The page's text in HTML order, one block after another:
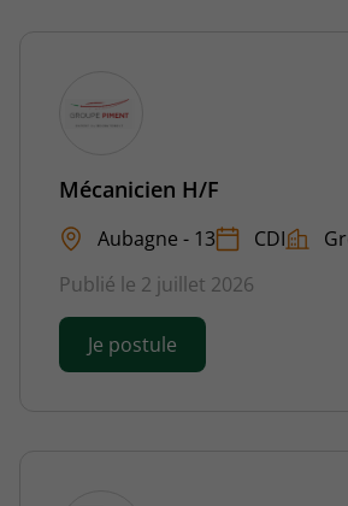
Mécanicien H/F
Aubagne - 13 CDI
Publié le 2 juillet 2026
Je postule